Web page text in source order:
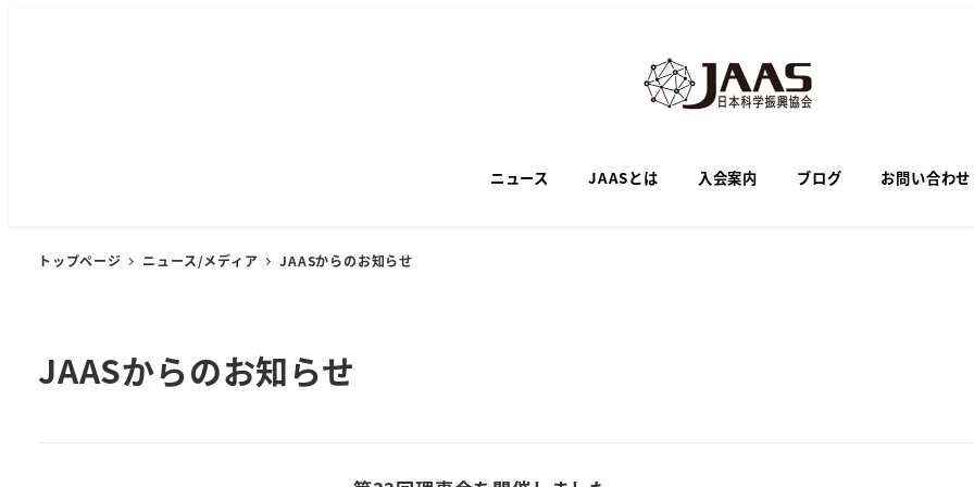
ニュース JAASとは 入会案内 ブログ お問い合わせ
トップページ ニュース/メディア JAASからのお知らせ
JAASからのお知らせ